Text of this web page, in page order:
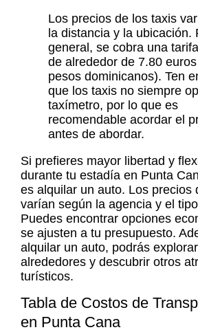
Los precios de los taxis
la distancia y la ubicación.
general, se cobra una
de alrededor de 7.80
pesos dominicanos). Ten
que los taxis no siempre
taxímetro, por lo que es
recomendable acordar el
antes de abordar.
Si prefieres mayor libertad y
durante tu estadía en Punta
es alquilar un auto. Los precios
varían según la agencia y el
Puedes encontrar opciones
se ajusten a tu presupuesto.
alquilar un auto, podrás
alrededores y descubrir otros
turísticos.
Tabla de Costos de
en Punta Cana